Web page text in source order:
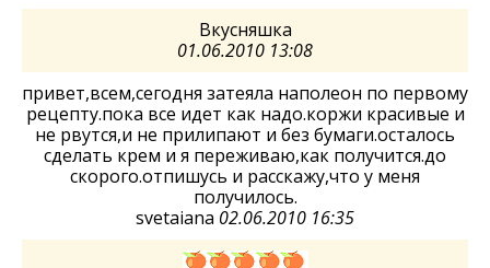
Вкусняшка
01.06.2010 13:08
привет,всем,сегодня затеяла наполеон по первому
рецепту.пока все идет как надо.коржи красивые и
не рвутся,и не прилипают и без бумаги.осталось
сделать крем и я переживаю,как получится.до
скорого.отпишусь и расскажу,что у меня
получилось.
svetaiana 02.06.2010 16:35